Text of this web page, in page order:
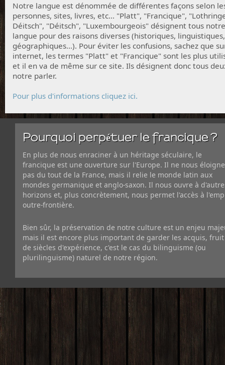
Notre langue est dénommée de différentes façons selon
personnes, sites, livres, etc... "Platt", "Francique",
Déitsch", "Déitsch", "Luxembourgeois" désignent tous notre
langue pour des raisons diverses (historiques, linguistiques,
géographiques...). Pour éviter les confusions, sachez que
internet, les termes "Platt" et "Francique" sont les plus
et il en va de même sur ce site. Ils désignent donc tous
notre parler.
Pour plus d'informations cliquez ici.
Pourquoi perpétuer le francique ?
En plus de nous enraciner à un héritage séculaire, le
francique est une ouverture sur l'Europe. Il ne nous éloigne
pas du tout de la France, mais il relie le monde latin aux
mondes germanique et anglo-saxon. Il nous ouvre à
horizons et, plus concrètement, nous permet l'accès à
outre-frontière.
Bien sûr, la préservation de notre culture est un enjeu
mais il est encore plus important de garder les acquis, fruit
de siècles d'expérience, c'est le cas du bilinguisme (ou
plurilinguisme) naturel de notre région.